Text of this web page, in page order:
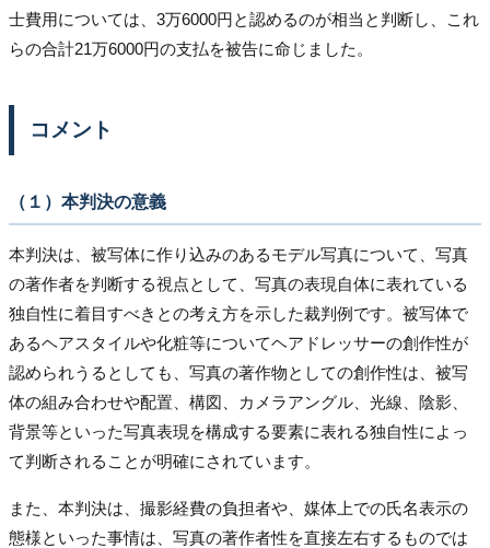
士費用については、3万6000円と認めるのが相当と判断し、これ
らの合計21万6000円の支払を被告に命じました。
コメント
（１）本判決の意義
本判決は、被写体に作り込みのあるモデル写真について、写真
の著作者を判断する視点として、写真の表現自体に表れている
独自性に着目すべきとの考え方を示した裁判例です。被写体で
あるヘアスタイルや化粧等についてヘアドレッサーの創作性が
認められうるとしても、写真の著作物としての創作性は、被写
体の組み合わせや配置、構図、カメラアングル、光線、陰影、
背景等といった写真表現を構成する要素に表れる独自性によっ
て判断されることが明確にされています。
また、本判決は、撮影経費の負担者や、媒体上での氏名表示の
態様といった事情は、写真の著作者性を直接左右するものでは